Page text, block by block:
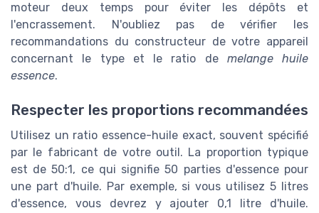
moteur deux temps pour éviter les dépôts et
l'encrassement. N'oubliez pas de vérifier les
recommandations du constructeur de votre appareil
concernant le type et le ratio de melange huile
essence.
Respecter les proportions recommandées
Utilisez un ratio essence-huile exact, souvent spécifié
par le fabricant de votre outil. La proportion typique
est de 50:1, ce qui signifie 50 parties d'essence pour
une part d'huile. Par exemple, si vous utilisez 5 litres
d'essence, vous devrez y ajouter 0,1 litre d'huile.